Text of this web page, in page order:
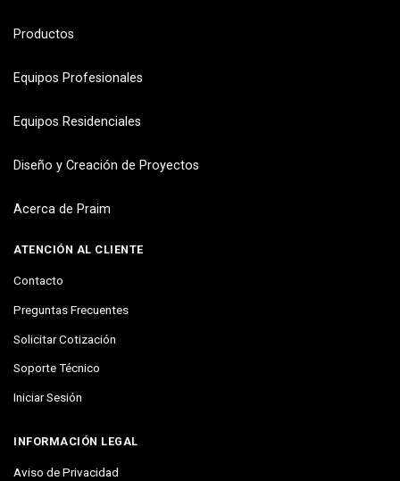
Productos
Equipos Profesionales
Equipos Residenciales
Diseño y Creación de Proyectos
Acerca de Praim
ATENCIÓN AL CLIENTE
Contacto
Preguntas Frecuentes
Solicitar Cotización
Soporte Técnico
Iniciar Sesión
INFORMACIÓN LEGAL
Aviso de Privacidad